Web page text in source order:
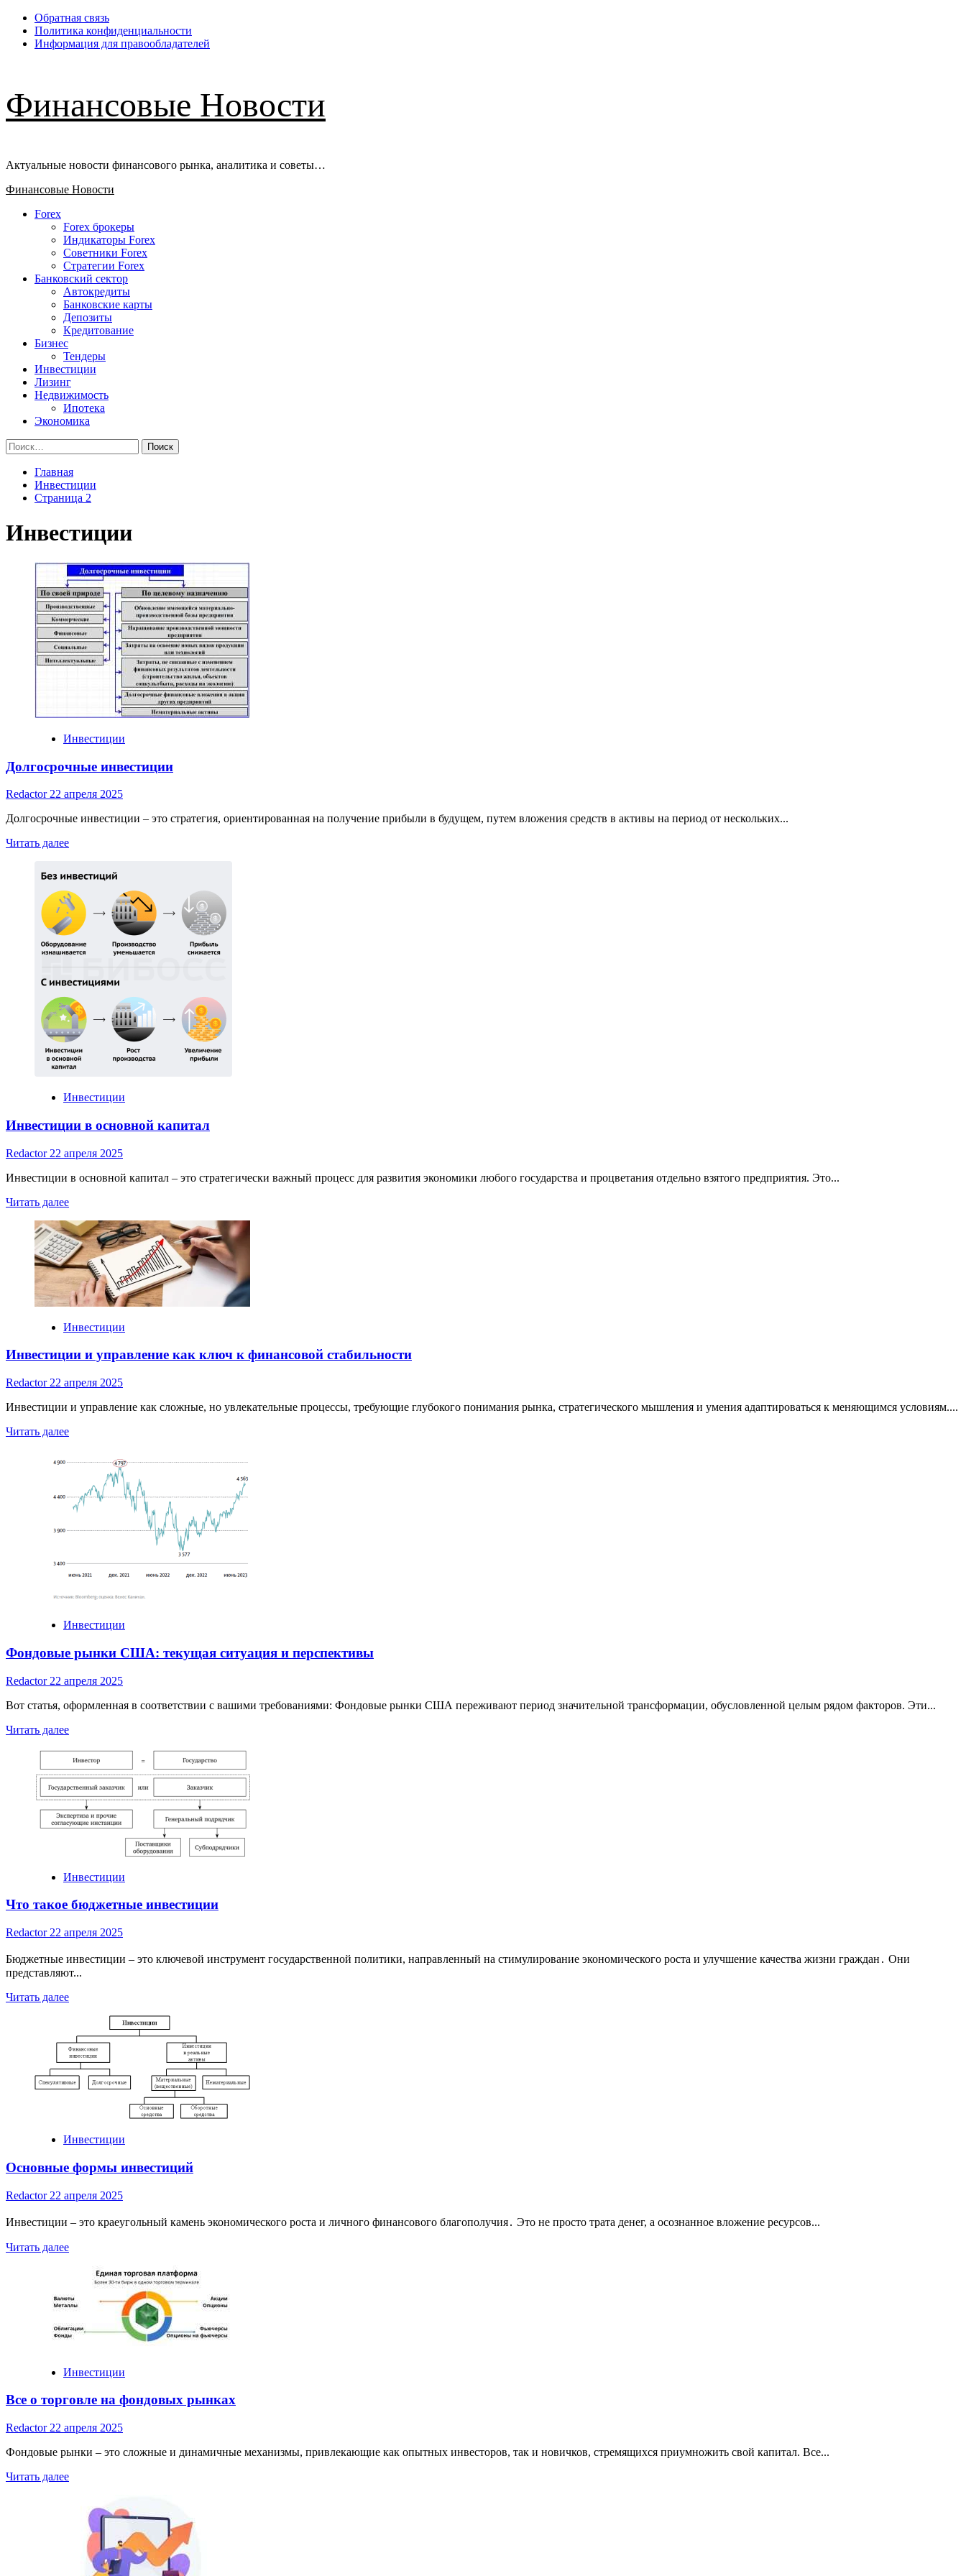
Перейти
содержимому
Обратная связь
Политика конфиденциальности
Информация для правообладателей
Финансовые Новости
Актуальные новости финансового рынка, аналитика и советы…
Основное
Финансовые Новости
Forex
Forex брокеры
Индикаторы Forex
Советники Forex
Стратегии Forex
Банковский сектор
Автокредиты
Банковские карты
Депозиты
Кредитование
Бизнес
Тендеры
Инвестиции
Лизинг
Недвижимость
Ипотека
Экономика
Найти:
Главная
Инвестиции
Страница 2
Инвестиции
Инвестиции
Долгосрочные инвестиции
Redactor 22 апреля 2025
Долгосрочные инвестиции – это стратегия, ориентированная на получение прибыли в будущем, путем вложения средств в активы на период от нескольких...
Читать далееRead
Долгосрочные
инвестиции
Инвестиции
Инвестиции в основной капитал
Redactor 22 апреля 2025
Инвестиции в основной капитал – это стратегически важный процесс для развития экономики любого государства и процветания отдельно взятого предприятия. Это...
Читать далееRead
about
Инвестиции
в
основной
капитал
Инвестиции
Инвестиции и управление как ключ к финансовой стабильности
Redactor 22 апреля 2025
Инвестиции и управление как сложные, но увлекательные процессы, требующие глубокого понимания рынка, стратегического мышления и умения адаптироваться к меняющимся условиям....
Читать далееRead
Инвестиции
управление
как
к
Инвестиции
Фондовые рынки США: текущая ситуация и перспективы
Redactor 22 апреля 2025
Вот статья, оформленная в соответствии с вашими требованиями: Фондовые рынки США переживают период значительной трансформации, обусловленной целым рядом факторов. Эти...
Читать далееRead
about
Фондовые
рынки
США:
текущая
ситуация
и
Инвестиции
Что такое бюджетные инвестиции
Redactor 22 апреля 2025
Бюджетные инвестиции – это ключевой инструмент государственной политики, направленный на стимулирование экономического роста и улучшение качества жизни граждан․ Они
представляют...
Читать далееRead
Что
такое
бюджетные
инвестиции
Инвестиции
Основные формы инвестиций
Redactor 22 апреля 2025
Инвестиции – это краеугольный камень экономического роста и личного финансового благополучия․ Это не просто трата денег, а осознанное вложение ресурсов...
Читать далееRead
Основные
формы
инвестиций
Инвестиции
Все о торговле на фондовых рынках
Redactor 22 апреля 2025
Фондовые рынки – это сложные и динамичные механизмы, привлекающие как опытных инвесторов, так и новичков, стремящихся приумножить свой капитал. Все...
Читать далееRead
торговле
фондовых